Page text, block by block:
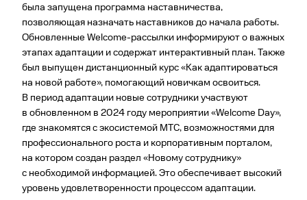
была запущена программа наставничества,
позволяющая назначать наставников до начала работы.
Обновленные Welcome-рассылки информируют о важных
этапах адаптации и содержат интерактивный план. Также
был выпущен дистанционный курс «Как адаптироваться
на новой работе», помогающий новичкам освоиться.
В период адаптации новые сотрудники участвуют
в обновленном в 2024 году мероприятии «Welcome Day»,
где знакомятся с экосистемой МТС, возможностями для
профессионального роста и корпоративным порталом,
на котором создан раздел «Новому сотруднику»
с необходимой информацией. Это обеспечивает высокий
уровень удовлетворенности процессом адаптации.